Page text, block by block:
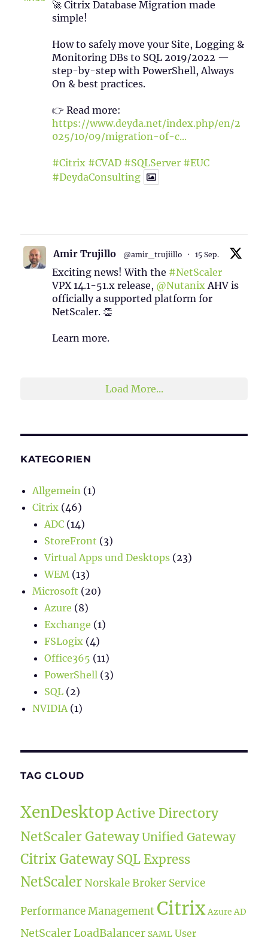
🚀 Citrix Database Migration made
simple!
How to safely move your Site, Logging &
Monitoring DBs to SQL 2019/2022 —
step-by-step with PowerShell, Always
On & best practices.
👉 Read more:
https://www.deyda.net/index.php/en/2
025/10/09/migration-of-c...
#Citrix #CVAD #SQLServer #EUC
#DeydaConsulting
Amir Trujillo @amir_trujiillo · 15 Sep.
Exciting news! With the #NetScaler
VPX 14.1-51.x release, @NutanixAHV is
officially a supported platform for
NetScaler. 👏
Learn more.
Load More...
KATEGORIEN
Allgemein (1)
Citrix (46)
ADC (14)
StoreFront (3)
Virtual Apps und Desktops (23)
WEM (13)
Microsoft (20)
Azure (8)
Exchange (1)
FSLogix (4)
Office365 (11)
PowerShell (3)
SQL (2)
NVIDIA(1)
TAG CLOUD
XenDesktopActive Directory
NetScaler GatewayUnified Gateway
Citrix GatewaySQL Express
NetScaler Norskale Broker Service
Performance Management Citrix Azure AD
NetScaler LoadBalancer SAML User